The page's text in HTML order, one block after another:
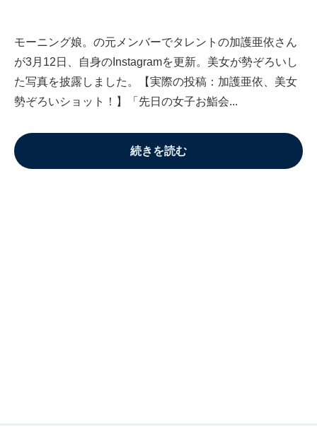
モーニング娘。の元メンバーでタレントの加護亜依さん
が3月12日、自身のInstagramを更新。美女が勢ぞろいし
た写真を披露しました。【実際の投稿：加護亜依、美女
勢ぞろいショット！】「先日の女子お鮨会...
続きを読む